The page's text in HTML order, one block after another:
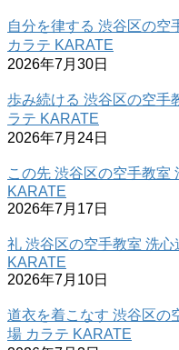
自分を律する 渋谷区の空
カラテ KARATE
2026年7月30日
歩み続ける 渋谷区の空手
ラテ KARATE
2026年7月24日
この先 渋谷区の空手教室
KARATE
2026年7月17日
礼 渋谷区の空手教室 洗
KARATE
2026年7月10日
道衣を着こなす 渋谷区の
場 カラテ KARATE